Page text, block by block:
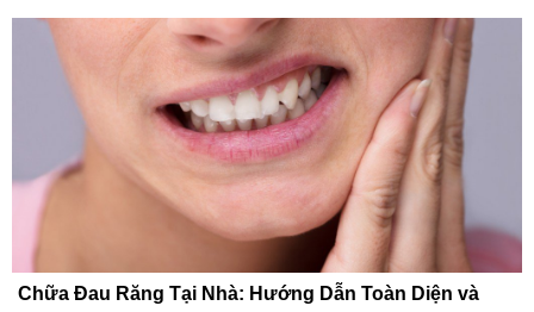
Chữa Đau Răng Tại Nhà: Hướng Dẫn Toàn Diện và